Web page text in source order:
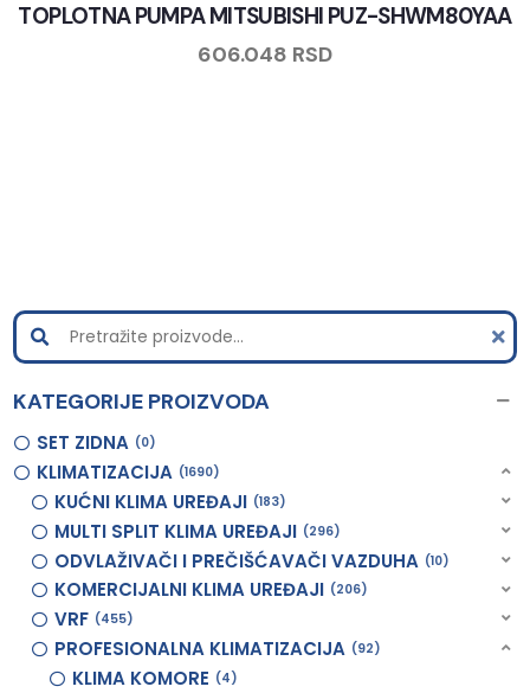
TOPLOTNA PUMPA MITSUBISHI PUZ-SHWM80YAA
606.048 RSD
KATEGORIJE PROIZVODA
SET ZIDNA 0
KLIMATIZACIJA 1690
KUĆNI KLIMA UREĐAJI 183
MULTI SPLIT KLIMA UREĐAJI 296
ODVLAŽIVAČI I PREČIŠĆAVAČI VAZDUHA 10
KOMERCIJALNI KLIMA UREĐAJI 206
VRF 455
PROFESIONALNA KLIMATIZACIJA 92
KLIMA KOMORE 4